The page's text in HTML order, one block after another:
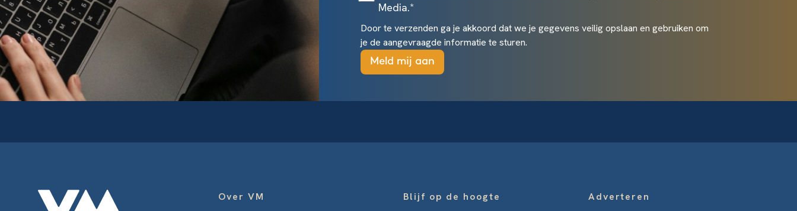
Media.*
Door te verzenden ga je akkoord dat we je gegevens veilig opslaan en gebruiken om
je de aangevraagde informatie te sturen.
Over VM Blijf op de hoogte Adverteren